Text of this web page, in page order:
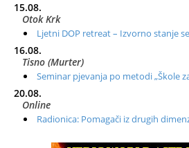
15.08.
Otok Krk
Ljetni DOP retreat – Izvorno stanje
16.08.
Tisno (Murter)
Seminar pjevanja po metodi „Škole
20.08.
Online
Radionica: Pomagači iz drugih